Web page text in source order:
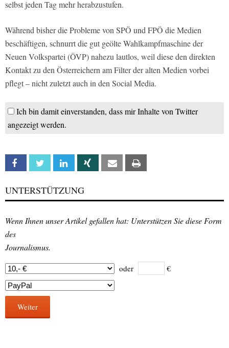
selbst jeden Tag mehr herabzustufen.
Während bisher die Probleme von SPÖ und FPÖ die Medien
beschäftigen, schnurrt die gut geölte Wahlkampfmaschine der
Neuen Volkspartei (ÖVP) nahezu lautlos, weil diese den direkten
Kontakt zu den Österreichern am Filter der alten Medien vorbei
pflegt – nicht zuletzt auch in den Social Media.
Ich bin damit einverstanden, dass mir Inhalte von Twitter
angezeigt werden.
Facebook Twitter Linkedin Xing Email
UNTERSTÜTZUNG
Wenn Ihnen unser Artikel gefallen hat: Unterstützen Sie diese Form
des
Journalismus.
oder €
Weiter